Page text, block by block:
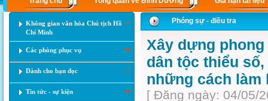
Không gian văn hóa Chủ tịch Hồ
Chí Minh
Các phòng phục vụ
Dành cho bạn đọc
Tin tức - sự kiện
Phóng sự - điều tra
Xây dựng
dân tộc thiểu
những cách làm
[ Đăng ngày: 04/05/